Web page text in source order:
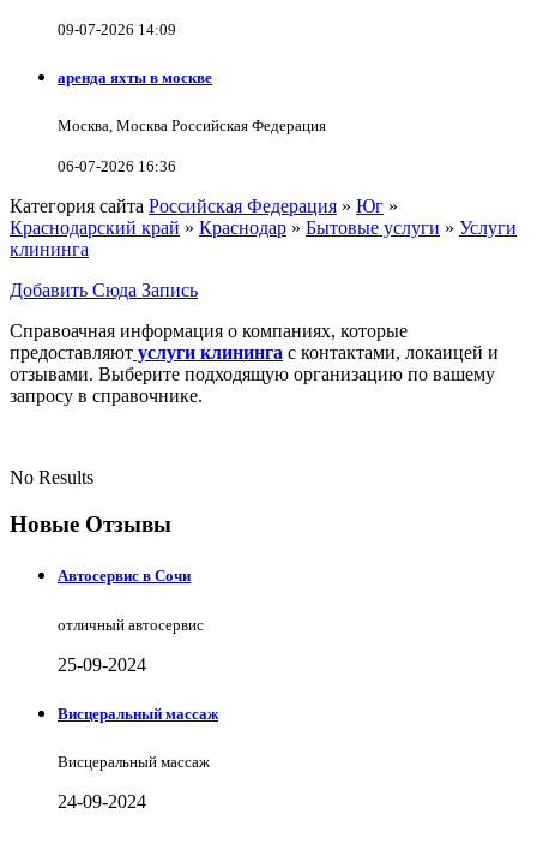
09-07-2026 14:09
аренда яхты в москве
Москва, Москва Российская Федерация
06-07-2026 16:36
Категория сайта Российская Федерация » Юг »
Краснодарский край » Краснодар » Бытовые услуги » Услуги
клининга
Добавить Сюда Запись
Справоачная информация о компаниях, которые
предоставляют услуги клининга с контактами, локаицей и
отзывами. Выберите подходящую организацию по вашему
запросу в справочнике.
No Results
Новые Отзывы
Автосервис в Сочи
отличный автосервис
25-09-2024
Висцеральный массаж
Висцеральный массаж
24-09-2024